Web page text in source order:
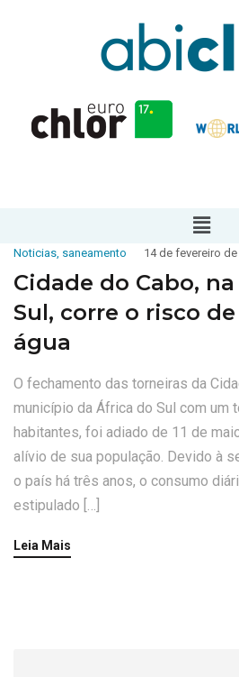
Noticias, saneamento 14 de fevereiro
Cidade do Cabo,
Sul, corre o risco
água
O fechamento das torneiras da
município da África do Sul com um
habitantes, foi adiado de 11 de
alívio de sua população. Devido à
o país há três anos, o consumo
estipulado […]
Leia Mais